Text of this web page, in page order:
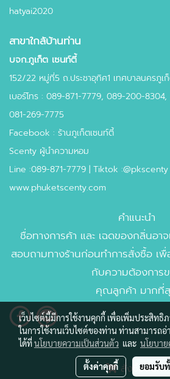
สั่งซื้อสินค้า
hatyai2020
สาขาใกล้บ้านท่าน
บจก.ภูเก็ต เซนท์ตี้
152/22 หมู่ที่5 ถ.ประชาอุทิศ1 เทศบาลนครภู
เบอร์โทร : 089-871-7779, 089-200-8304,
081-269-7775
Facebook : ร้านภูเก็ตเซนท์ตี้
Scenty ผู้นำความหอม
Line :089-871-7779 | Tiktok :@pkscenty
www.phuketscenty.com
คำแนะนำ
ชื่อทางการค้า และ เฉดของกลิ่นอ
สอบถามทางร้านก่อนทำการสั่งซื้อ เ
กับความต้องการ
คุณลูกค้า มากที่
เว็บไซต์นี้มีการใช้งานคุกกี้ เพื่อเพิ่มประสิท
ในการใช้งานเว็บไซต์ของท่าน ท่านสามารถอ่
ได้ที่นโยบายความเป็นส่วนตัว และ นโยบา
ตั้งค่าคุกกี้ ยอมรับ